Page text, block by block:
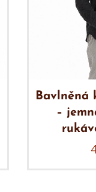
Bavlněná
–